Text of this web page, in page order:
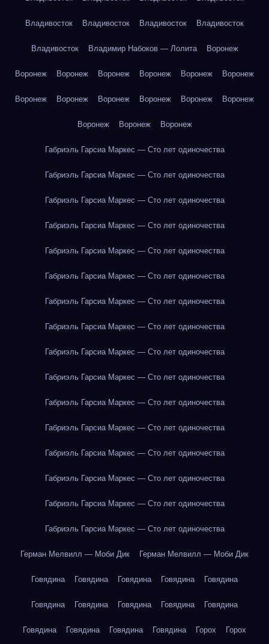
Владивосток Владивосток Владивосток Владивосток
Владивосток Владимир Набоков — Лолита Воронеж
Воронеж Воронеж Воронеж Воронеж Воронеж Воронеж
Воронеж Воронеж Воронеж Воронеж Воронеж Воронеж
Воронеж Воронеж Воронеж
Габриэль Гарсиа Маркес — Сто лет одиночества
Габриэль Гарсиа Маркес — Сто лет одиночества
Габриэль Гарсиа Маркес — Сто лет одиночества
Габриэль Гарсиа Маркес — Сто лет одиночества
Габриэль Гарсиа Маркес — Сто лет одиночества
Габриэль Гарсиа Маркес — Сто лет одиночества
Габриэль Гарсиа Маркес — Сто лет одиночества
Габриэль Гарсиа Маркес — Сто лет одиночества
Габриэль Гарсиа Маркес — Сто лет одиночества
Габриэль Гарсиа Маркес — Сто лет одиночества
Габриэль Гарсиа Маркес — Сто лет одиночества
Габриэль Гарсиа Маркес — Сто лет одиночества
Габриэль Гарсиа Маркес — Сто лет одиночества
Габриэль Гарсиа Маркес — Сто лет одиночества
Габриэль Гарсиа Маркес — Сто лет одиночества
Габриэль Гарсиа Маркес — Сто лет одиночества
Герман Мелвилл — Моби Дик Герман Мелвилл — Моби Дик
Говядина Говядина Говядина Говядина Говядина
Говядина Говядина Говядина Говядина Говядина
Говядина Говядина Говядина Говядина Горох Горох